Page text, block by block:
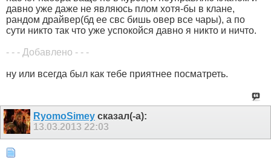
давно уже даже не являюсь плом хотя-бы в клане,
рандом драйвер(бд ее свс бишь овер все чары), а по
сути никто так что уже успокойся давно я никто и ничто.
- - - Добавлено - - -
ну или всегда был как тебе приятнее посматреть.
RyomoSimey сказал(-а):
13.03.2013 22:03